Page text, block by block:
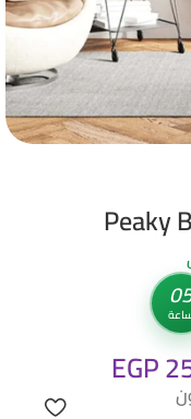
Peaky
EGP